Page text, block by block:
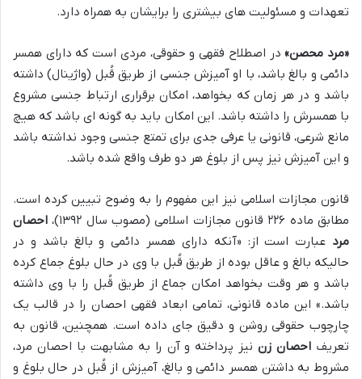
تعهدات و مسئولیت های بیشتری را برایشان به همراه دارد.
«مرد محصن»در اصطلاح فقهی و حقوقی، مردی است که دارای همسر
دائمی و بالغ باشد، با او آمیزش جنسی از طریق قُبل (واژینال) داشته
باشد و در هر زمان که بخواهد، امکان برقراری ارتباط جنسی مشروع
با همسرش را داشته باشد. این امکان باید به گونه ای باشد که هیچ
مانع شرعی، قانونی یا عرفی جدی برای تمتع جنسی وجود نداشته باشد
و این آمیزش نیز پس از بلوغ هر دو طرف واقع شده باشد.
قانون مجازات اسلامی نیز این مفهوم را به وضوح تبیین کرده است.
مطابق ماده ۲۲۶ قانون مجازات اسلامی (مصوب سال ۱۳۹۲)،
احصان
مرد عبارت است از: «آنکه دارای همسر دائمی و بالغ باشد و در
حالیکه بالغ و عاقل بوده از طریق قُبل با وی در حال بلوغ جماع کرده
باشد و هر وقت بخواهد امکان جماع از طریق قُبل را با وی داشته
باشد.» این ماده قانونی، تمامی ابعاد فقهی احصان را در قالب یک
چارچوب حقوقی روشن و دقیق جای داده است. همچنین، قانون به
تعریف احصان زننیز پرداخته و آن را به مشابهت با احصان مرد،
مشروط به داشتن همسر دائمی و بالغ، آمیزش از قُبل در حال بلوغ و